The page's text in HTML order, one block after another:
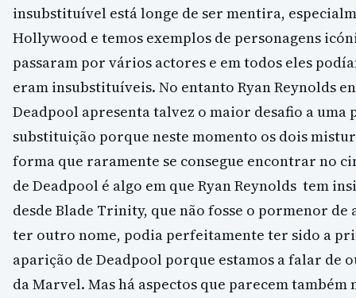
insubstituível está longe de ser mentira,
Hollywood e temos exemplos de personagens
passaram por vários actores e em todos eles
eram insubstituíveis. No entanto Ryan Reynolds
Deadpool apresenta talvez o maior desafio a uma
substituição porque neste momento os dois
forma que raramente se consegue encontrar no
de Deadpool é algo em que Ryan Reynolds tem
desde Blade Trinity, que não fosse o pormenor de
ter outro nome, podia perfeitamente ter sido a
aparição de Deadpool porque estamos a falar de
da Marvel. Mas há aspectos que parecem também